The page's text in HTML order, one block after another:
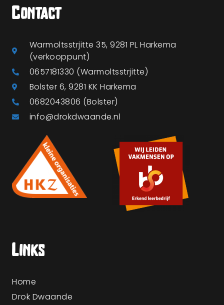
Contact
Warmoltsstrjitte 35, 9281 PL Harkema
(verkooppunt)
0657181330 (Warmoltsstrjitte)
Bolster 6, 9281 KK Harkema
0682043806 (Bolster)
info@drokdwaande.nl
Links
Home
Drok Dwaande